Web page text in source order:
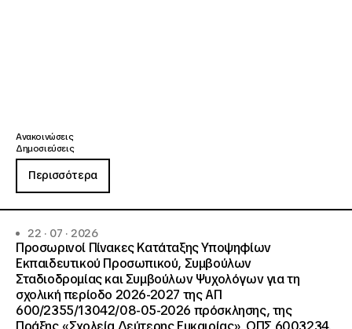
Ανακοινώσεις
Δημοσιεύσεις
Περισσότερα
22 · 07 · 2026
Προσωρινοί Πίνακες Κατάταξης Υποψηφίων
Εκπαιδευτικού Προσωπικού, Συμβούλων
Σταδιοδρομίας και Συμβούλων Ψυχολόγων για τη
σχολική περίοδο 2026-2027 της ΑΠ
600/2355/13042/08-05-2026 πρόσκλησης, της